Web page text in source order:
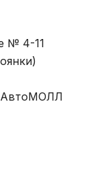
№ 4-11
АвтоМОЛЛ